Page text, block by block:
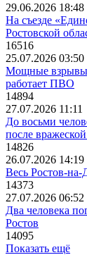
29.06.2026 18:48
На съезде
Ростовской
16516
25.07.2026 03:50
Мощные взрывы
работает ПВО
14894
27.07.2026 11:11
До восьми
после
14826
26.07.2026 14:19
Весь Ростов-
14373
27.07.2026 06:52
Два человека
Ростов
14095
Показать ещё